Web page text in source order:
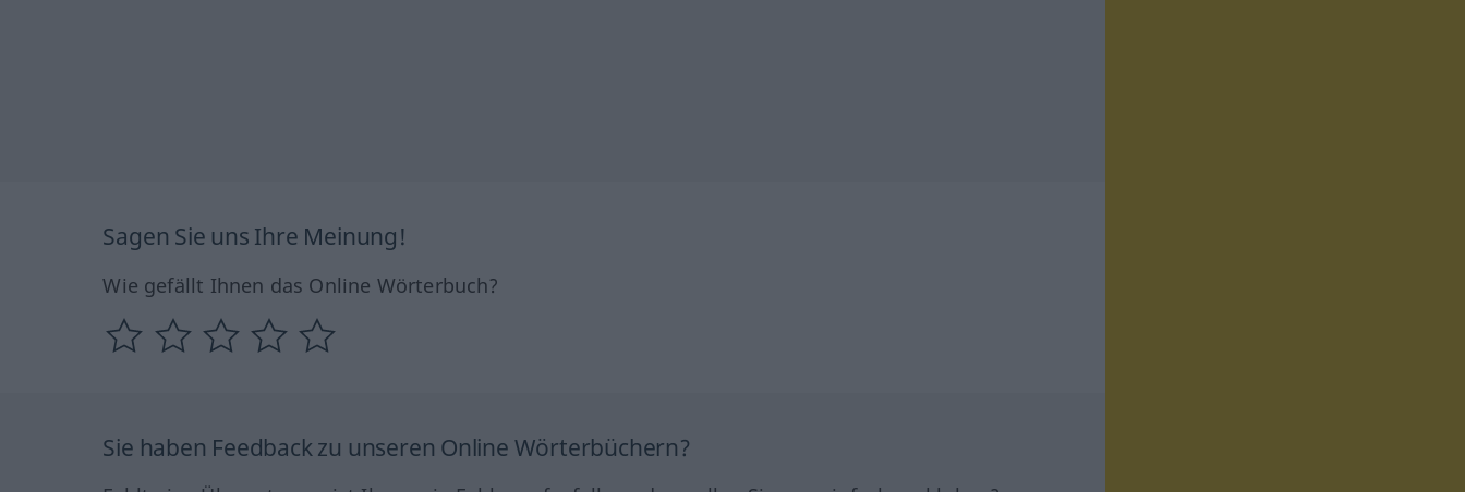
Sagen Sie uns Ihre Meinung!
Wie gefällt Ihnen das Online Wörterbuch?
Sie haben Feedback zu unseren Online Wörterbüchern?